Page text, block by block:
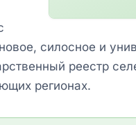
силосное и
реестр
регионах.